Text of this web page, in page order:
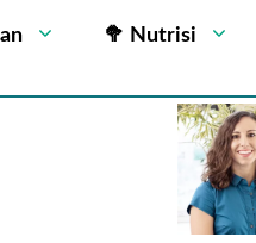
🥦 Nutrisi